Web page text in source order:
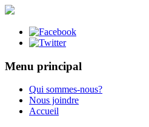
Menu principal
Qui sommes-nous?
Nous joindre
Accueil